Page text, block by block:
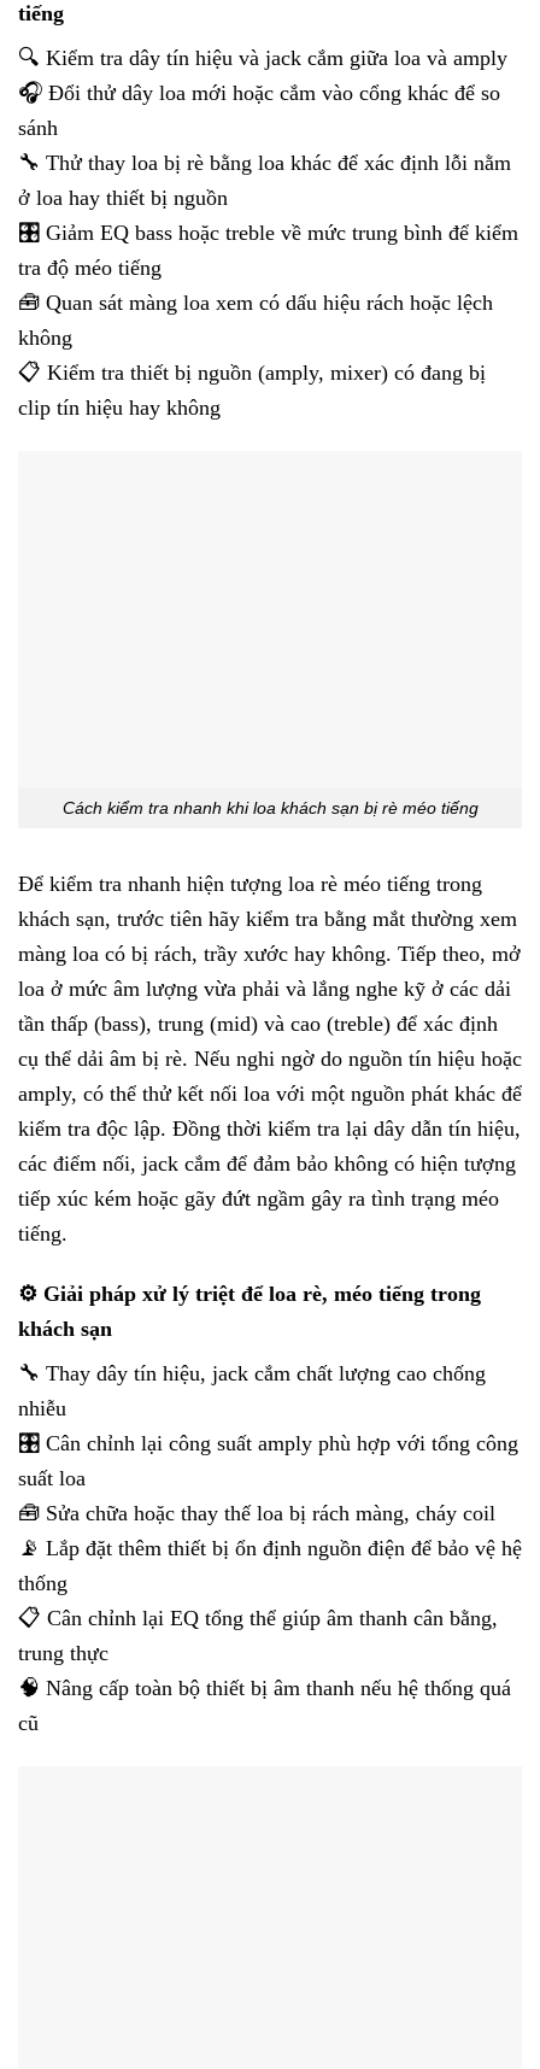
tiếng
🔍 Kiểm tra dây tín hiệu và jack cắm giữa loa và amply
🎧 Đổi thử dây loa mới hoặc cắm vào cổng khác để so
sánh
🔧 Thử thay loa bị rè bằng loa khác để xác định lỗi nằm
ở loa hay thiết bị nguồn
🎛️ Giảm EQ bass hoặc treble về mức trung bình để kiểm
tra độ méo tiếng
🧰 Quan sát màng loa xem có dấu hiệu rách hoặc lệch
không
📋 Kiểm tra thiết bị nguồn (amply, mixer) có đang bị
clip tín hiệu hay không
Cách kiểm tra nhanh khi loa khách sạn bị rè méo tiếng
Để kiểm tra nhanh hiện tượng loa rè méo tiếng trong
khách sạn, trước tiên hãy kiểm tra bằng mắt thường xem
màng loa có bị rách, trầy xước hay không. Tiếp theo, mở
loa ở mức âm lượng vừa phải và lắng nghe kỹ ở các dải
tần thấp (bass), trung (mid) và cao (treble) để xác định
cụ thể dải âm bị rè. Nếu nghi ngờ do nguồn tín hiệu hoặc
amply, có thể thử kết nối loa với một nguồn phát khác để
kiểm tra độc lập. Đồng thời kiểm tra lại dây dẫn tín hiệu,
các điểm nối, jack cắm để đảm bảo không có hiện tượng
tiếp xúc kém hoặc gãy đứt ngầm gây ra tình trạng méo
tiếng.
⚙️ Giải pháp xử lý triệt để loa rè, méo tiếng trong
khách sạn
🔧 Thay dây tín hiệu, jack cắm chất lượng cao chống
nhiễu
🎛️ Cân chỉnh lại công suất amply phù hợp với tổng công
suất loa
🧰 Sửa chữa hoặc thay thế loa bị rách màng, cháy coil
📡 Lắp đặt thêm thiết bị ổn định nguồn điện để bảo vệ hệ
thống
📋 Cân chỉnh lại EQ tổng thể giúp âm thanh cân bằng,
trung thực
🧠 Nâng cấp toàn bộ thiết bị âm thanh nếu hệ thống quá
cũ